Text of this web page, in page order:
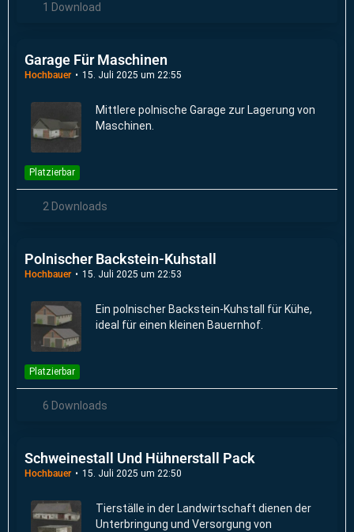
1 Download
Garage Für Maschinen
Hochbauer 15. Juli 2025 um 22:55
Mittlere polnische Garage zur Lagerung von
Maschinen.
Platzierbar
2 Downloads
Polnischer Backstein-Kuhstall
Hochbauer 15. Juli 2025 um 22:53
Ein polnischer Backstein-Kuhstall für Kühe,
ideal für einen kleinen Bauernhof.
Platzierbar
6 Downloads
Schweinestall Und Hühnerstall Pack
Hochbauer 15. Juli 2025 um 22:50
Tierställe in der Landwirtschaft dienen der
Unterbringung und Versorgung von